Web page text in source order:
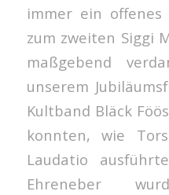
immer ein
zum zweiten Siggi
maßgebend
unserem
Kultband Bläck
konnten, wie
Laudatio
Ehreneber